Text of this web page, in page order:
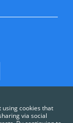
cookies that
via social